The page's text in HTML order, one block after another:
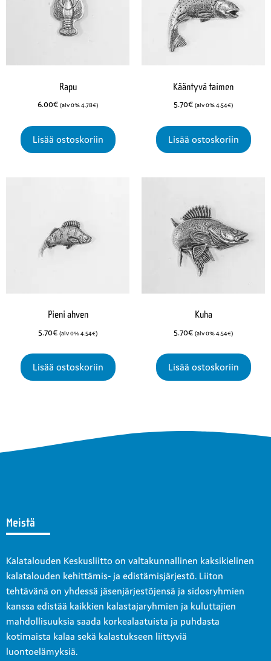
Rapu
6.00€ (alv 0%4.78€)
Lisää ostoskoriin
Kääntyvä taimen
5.70€ (alv 0%4.54€)
Lisää ostoskoriin
Pieni ahven
5.70€ (alv 0%4.54€)
Lisää ostoskoriin
Kuha
5.70€ (alv 0%4.54€)
Lisää ostoskoriin
Meistä
Kalatalouden Keskusliitto on valtakunnallinen kaksikielinen
kalatalouden kehittämis- ja edistämisjärjestö. Liiton
tehtävänä on yhdessä jäsenjärjestöjensä ja sidosryhmien
kanssa edistää kaikkien kalastajaryhmien ja kuluttajien
mahdollisuuksia saada korkealaatuista ja puhdasta
kotimaista kalaa sekä kalastukseen liittyviä
luontoelämyksiä.